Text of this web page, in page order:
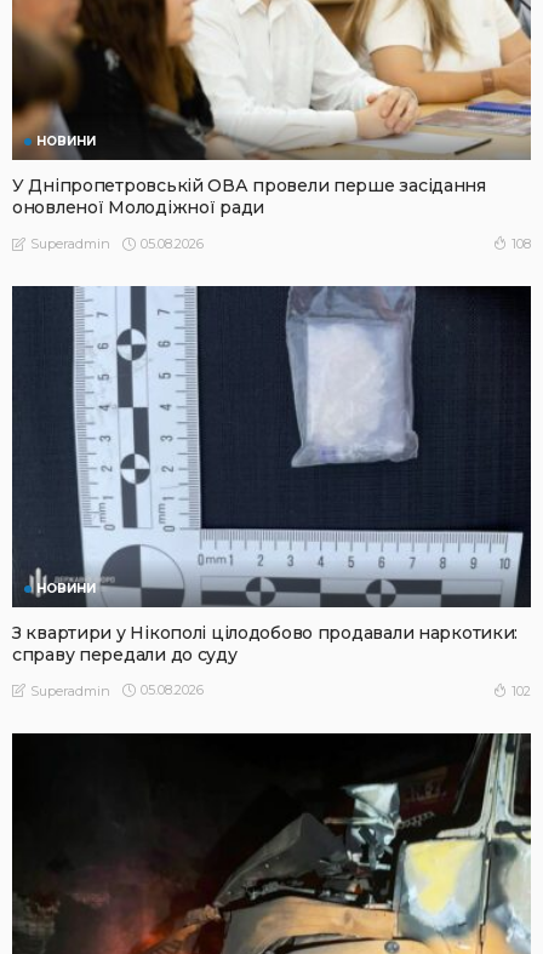
НОВИНИ
У Дніпропетровській ОВА провели перше засідання
оновленої Молодіжної ради
Superadmin 05.08.2026 108
НОВИНИ
З квартири у Нікополі цілодобово продавали наркотики:
справу передали до суду
Superadmin 05.08.2026 102